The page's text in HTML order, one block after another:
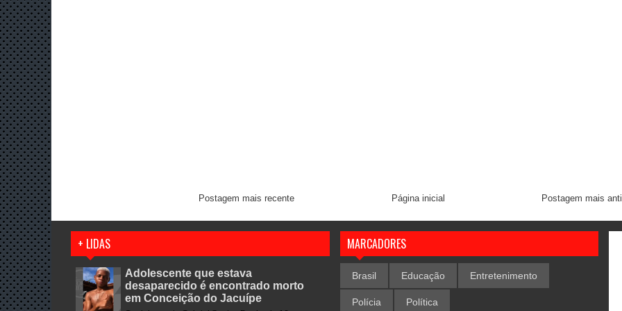
Postagem mais recente Postagem mais
Página inicial
+ LIDAS
Adolescente que estava
desaparecido é encontrado morto
em Conceição do Jacuípe
MARCADORES
Brasil Educação Entretenimento
Polícia Política